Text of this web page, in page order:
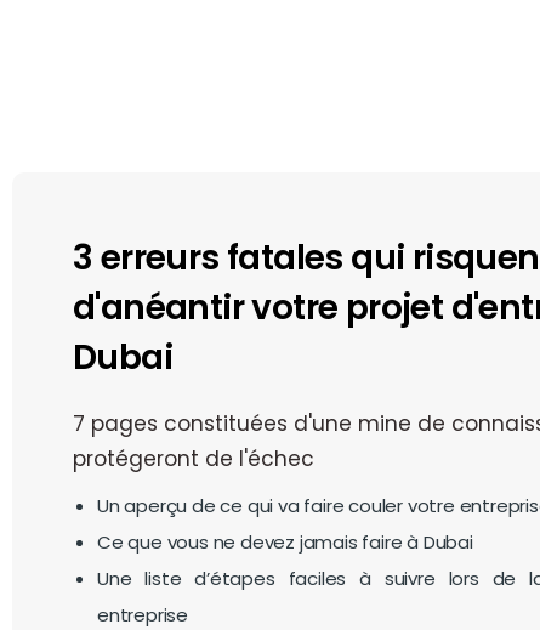
3 erreurs fatales qui
d'anéantir votre projet
Dubai
7 pages constituées d'une mine de
protégeront de l'échec
Un aperçu de ce qui va faire couler votre
Ce que vous ne devez jamais faire à Dubai
Une liste d’étapes faciles à suivre lors de
entreprise